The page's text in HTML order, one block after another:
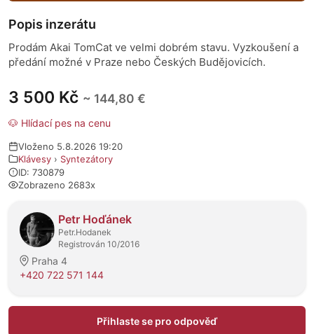
3 500 Kč ~ 144,80 €
🐶 Hlídací pes na cenu
Vloženo 5.8.2026 19:20
Klávesy › Syntezátory
ID: 730879
Zobrazeno 2683x
O prodejci
Petr Hoďánek
Petr.Hodanek
Registrován 10/2016
Praha 4
+420 722 571 144
Přihlaste se pro odpověď
Popis inzerátu
Prodám Akai TomCat ve velmi dobrém stavu. Vyzkoušení a
předání možné v Praze nebo Českých Budějovicích.